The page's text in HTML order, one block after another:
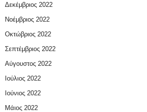
Δεκέμβριος 2022
Νοέμβριος 2022
Οκτώβριος 2022
Σεπτέμβριος 2022
Αύγουστος 2022
Ιούλιος 2022
Ιούνιος 2022
Μάιος 2022